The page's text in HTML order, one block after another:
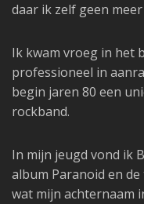
daar ik zelf geen
Ik kwam vroeg in het
professioneel in
begin jaren 80 een
rockband.
In mijn jeugd vond ik
album Paranoid en
wat mijn achternaam